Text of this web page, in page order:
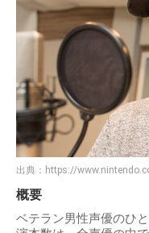
出典： https://
概要
ベテラン男性声優のひ